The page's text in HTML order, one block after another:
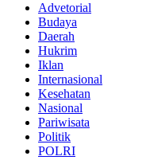
Advetorial
Budaya
Daerah
Hukrim
Iklan
Internasional
Kesehatan
Nasional
Pariwisata
Politik
POLRI